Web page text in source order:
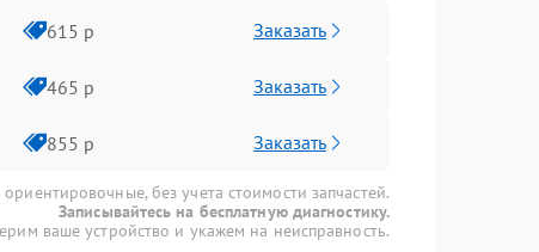
615 р Заказать
465 р Заказать
855 р Заказать
без учета стоимости запчастей.
Записывайтесь на бесплатную диагностику.
ваше устройство и укажем на неисправность.